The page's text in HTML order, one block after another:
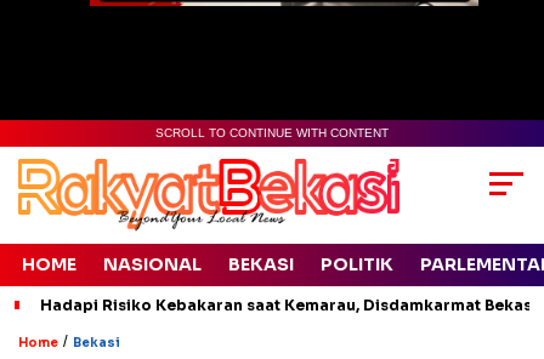
SCROLL TO CONTINUE WITH CONTENT
HOME NASIONAL BEKASI POLITIK
Hadapi Risiko Kebakaran saat Kemarau, Disdamkarmat Bekasi
Home / Bekasi